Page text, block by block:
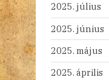
2025. július
2025. június
2025. május
2025. április